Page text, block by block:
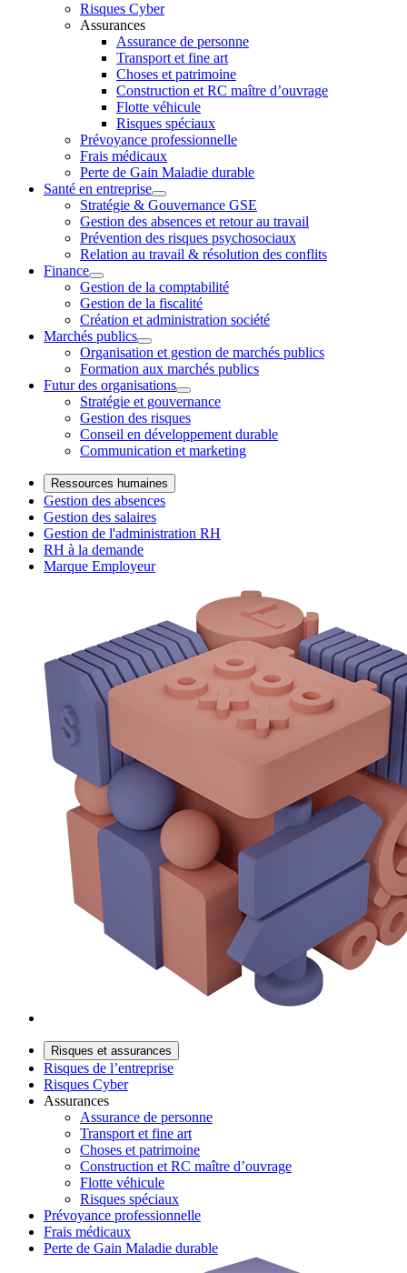
Risques Cyber
Assurances
Assurance de personne
Transport et fine art
Choses et patrimoine
Construction et RC maître d’ouvrage
Flotte véhicule
Risques spéciaux
Prévoyance professionnelle
Frais médicaux
Perte de Gain Maladie durable
Santé en entreprise
Stratégie & Gouvernance GSE
Gestion des absences et retour au travail
Prévention des risques psychosociaux
Relation au travail & résolution des conflits
Finance
Gestion de la comptabilité
Gestion de la fiscalité
Création et administration société
Marchés publics
Organisation et gestion de marchés publics
Formation aux marchés publics
Futur des organisations
Stratégie et gouvernance
Gestion des risques
Conseil en développement durable
Communication et marketing
Ressources humaines
Gestion des absences
Gestion des salaires
Gestion de l'administration RH
RH à la demande
Marque Employeur
Risques et assurances
Risques de l’entreprise
Risques Cyber
Assurances
Assurance de personne
Transport et fine art
Choses et patrimoine
Construction et RC maître d’ouvrage
Flotte véhicule
Risques spéciaux
Prévoyance professionnelle
Frais médicaux
Perte de Gain Maladie durable